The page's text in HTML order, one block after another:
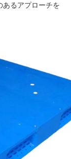
あるアプローチを